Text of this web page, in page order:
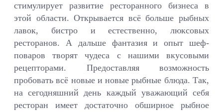
стимулирует развитие ресторанного бизнеса в
этой области. Открывается всё больше рыбных
лавок, бистро и естественно, люксовых
ресторанов. А дальше фантазия и опыт шеф-
поваров творят чудеса с нашими вкусовыми
рецепторами. Предоставляя возможность
пробовать всё новые и новые рыбные блюда. Так,
на сегодняшний день каждый уважающий себя
ресторан имеет достаточно обширное рыбное